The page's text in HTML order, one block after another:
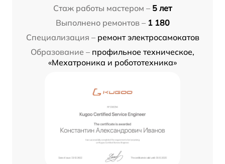
Стаж работы мастером – 5 лет
Выполнено ремонтов – 1 180
Специализация – ремонт электросамокатов
Образование – профильное техническое,
«Мехатроника и робототехника»